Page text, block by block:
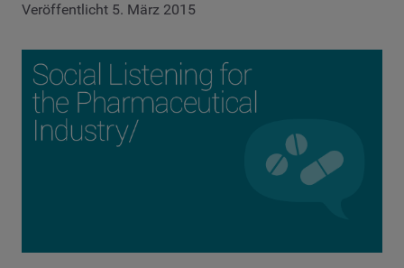
Veröffentlicht 5. März 2015